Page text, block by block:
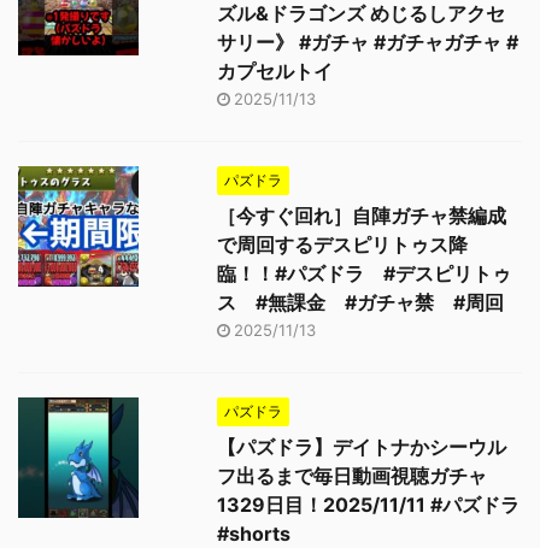
ズル&ドラゴンズ めじるしアクセ
サリー》 #ガチャ #ガチャガチャ #
カプセルトイ
2025/11/13
パズドラ
［今すぐ回れ］自陣ガチャ禁編成
で周回するデスピリトゥス降
臨！！#パズドラ #デスピリトゥ
ス #無課金 #ガチャ禁 #周回
2025/11/13
パズドラ
【パズドラ】デイトナかシーウル
フ出るまで毎日動画視聴ガチャ
1329日目！2025/11/11 #パズドラ
#shorts